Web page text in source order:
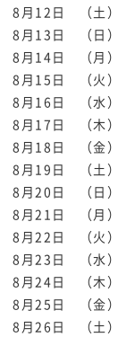
8月12日 （土）
8月13日 （日）
8月14日 （月）
8月15日 （火）
8月16日 （水）
8月17日 （木）
8月18日 （金）
8月19日 （土）
8月20日 （日）
8月21日 （月）
8月22日 （火）
8月23日 （水）
8月24日 （木）
8月25日 （金）
8月26日 （土）